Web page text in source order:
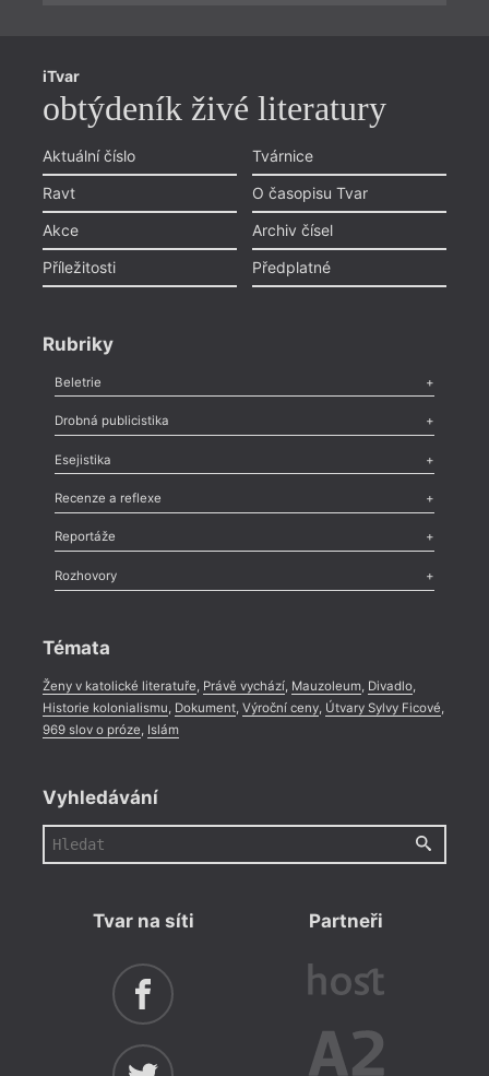
iTvar
obtýdeník živé literatury
Aktuální číslo
Ravt
Akce
Příležitosti
Tvárnice
O časopisu Tvar
Archiv čísel
Předplatné
Rubriky
Beletrie
Poezie,Próza,Dokumenty
Drobná publicistika
Odlesk
Nekrolog,Glosa,Sloupek,Pozvánka,Literární soutěž,
Esejistika
Esej , Pádlo,Úvaha
Recenze a reflexe
Recenze
Méně slov o próze,Celá rubrika
Reportáže
Literární zítřky
Celá rubrika
Rozhovory
Témata
Ženy v katolické literatuře Právě vychází, Mauzoleum, Divadlo,
Historie kolonialismu Dokument, Výroční ceny, Útvary Sylvy Ficové
969 slov o próze Islám
Vyhledávání
Tvar na síti Partneři